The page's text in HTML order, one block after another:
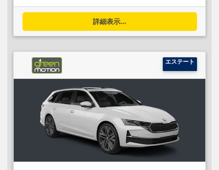
詳細表示...
エステート